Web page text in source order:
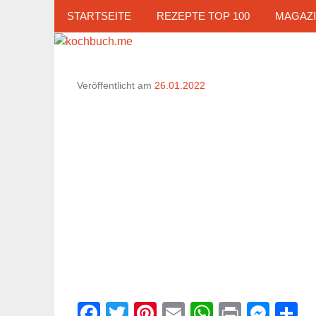
springen
STARTSEITE REZEPTE TOP 100
Veröffentlicht am 26.01.2022